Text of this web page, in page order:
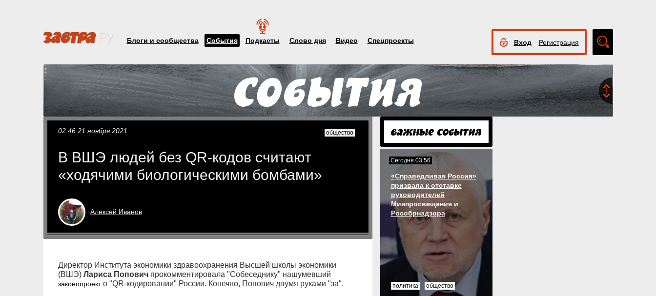
Блоги и сообщества События Подкасты Слово дня Видео Спецпроекты Вход Регистрация
поиск
02:46 21 ноября 2021 общество
В ВШЭ людей без QR-кодов считают
«ходячими биологическими бомбами»
Алексей Иванов
Директор Института экономики здравоохранения Высшей школы экономики
(ВШЭ) Лариса Поповичпрокомментировала "Собеседнику" нашумевший
законопроекто "QR-кодировании" России. Конечно, Попович двумя руками "за".
Сегодня 03:56
«Справедливая Россия»
призвала к отставке
руководителей
Минпросвещения и
Рособрнадзора
политика общество